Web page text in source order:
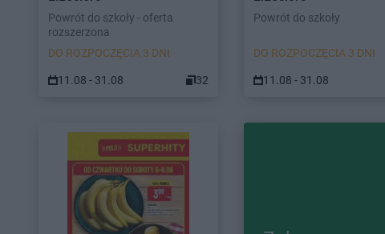
Powrót do szkoły - oferta
rozszerzona
DO ROZPOCZĘCIA 3 DNI
11.08 - 31.08 32
Powrót do szkoły
DO ROZPOCZĘCIA 3 DNI
11.08 - 31.08